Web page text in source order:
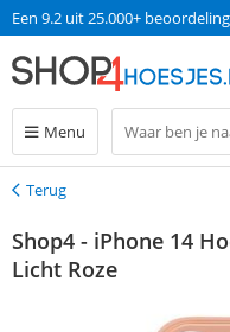
Een 9.2 uit 25.000+
Menu
Terug
Terug
Shop4 - iPhone 14
Licht Roze